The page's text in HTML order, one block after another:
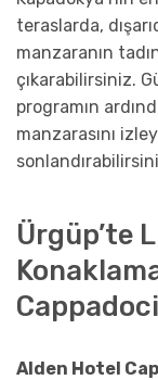
teraslarda,
manzaranın
çıkarabilirsiniz.
programın
manzarasını
Ürgüp’te
Alden Hotel